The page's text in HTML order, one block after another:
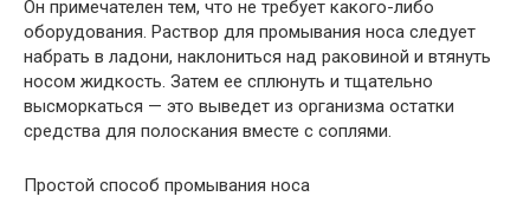
Он примечателен тем, что не требует какого-либо
оборудования. Раствор для промывания носа следует
набрать в ладони, наклониться над раковиной и втянуть
носом жидкость. Затем ее сплюнуть и тщательно
высморкаться — это выведет из организма остатки
средства для полоскания вместе с соплями.
Простой способ промывания носа